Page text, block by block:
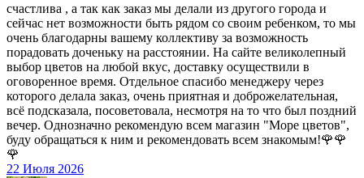
счастлива , а так как заказ мы делали из другого города и
сейчас нет возможности быть рядом со своим ребенком, то мы
очень благодарны вашему коллективу за возможность
порадовать доченьку на расстоянии. На сайте великолепный
выбор цветов на любой вкус, доставку осуществили в
оговоренное время. Отдельное спасибо менеджеру через
которого делала заказ, очень приятная и доброжелательная,
всё подсказала, посоветовала, несмотря на то что был поздний
вечер. Однозначно рекомендую всем магазин "Море цветов",
буду обращаться к ним и рекомендовать всем знакомым!🌹🌹
🌹
22 Июля 2026